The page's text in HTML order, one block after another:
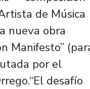
de Música
nueva obra
Manifesto”
por el
desafío